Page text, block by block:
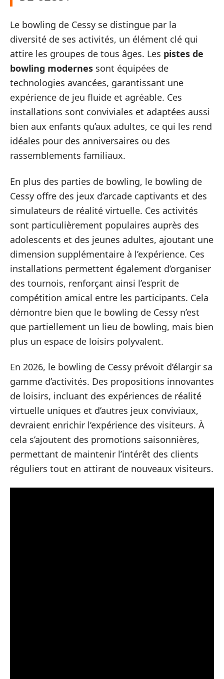
Le bowling de Cessy se distingue par la
diversité de ses activités, un élément clé qui
attire les groupes de tous âges. Les pistes de
bowling modernes sont équipées de
technologies avancées, garantissant une
expérience de jeu fluide et agréable. Ces
installations sont conviviales et adaptées aussi
bien aux enfants qu’aux adultes, ce qui les rend
idéales pour des anniversaires ou des
rassemblements familiaux.
En plus des parties de bowling, le bowling de
Cessy offre des jeux d’arcade captivants et des
simulateurs de réalité virtuelle. Ces activités
sont particulièrement populaires auprès des
adolescents et des jeunes adultes, ajoutant une
dimension supplémentaire à l’expérience. Ces
installations permettent également d’organiser
des tournois, renforçant ainsi l’esprit de
compétition amical entre les participants. Cela
démontre bien que le bowling de Cessy n’est
que partiellement un lieu de bowling, mais bien
plus un espace de loisirs polyvalent.
En 2026, le bowling de Cessy prévoit d’élargir sa
gamme d’activités. Des propositions innovantes
de loisirs, incluant des expériences de réalité
virtuelle uniques et d’autres jeux conviviaux,
devraient enrichir l’expérience des visiteurs. À
cela s’ajoutent des promotions saisonnières,
permettant de maintenir l’intérêt des clients
réguliers tout en attirant de nouveaux visiteurs.